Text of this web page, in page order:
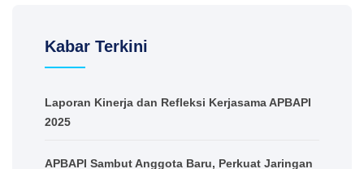
Kabar Terkini
Laporan Kinerja dan Refleksi Kerjasama APBAPI
2025
APBAPI Sambut Anggota Baru, Perkuat Jaringan